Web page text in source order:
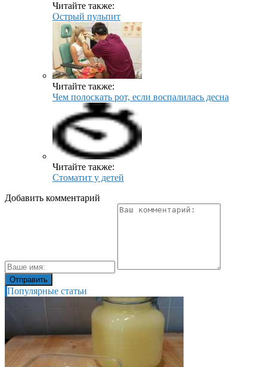
Читайте также:
Острый пульпит
Читайте также:
Чем полоскать рот, если воспалилась десна
Читайте также:
Стоматит у детей
Добавить комментарий
Популярные статьи